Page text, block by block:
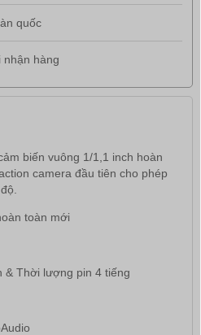
quốc
nhận hàng
biến vuông 1/1,1 inch hoàn
camera đầu tiên cho phép
toàn mới
& Thời lượng pin 4 tiếng